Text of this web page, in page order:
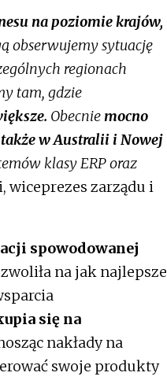
na poziomie krajów,
obserwujemy sytuację
regionach
tam, gdzie
Obecniemocno
w Australii i Nowej
klasy ERP oraz
wiceprezes zarządu i
spowodowanej
na jak najlepsze
się na
nakłady na
swoje produkty